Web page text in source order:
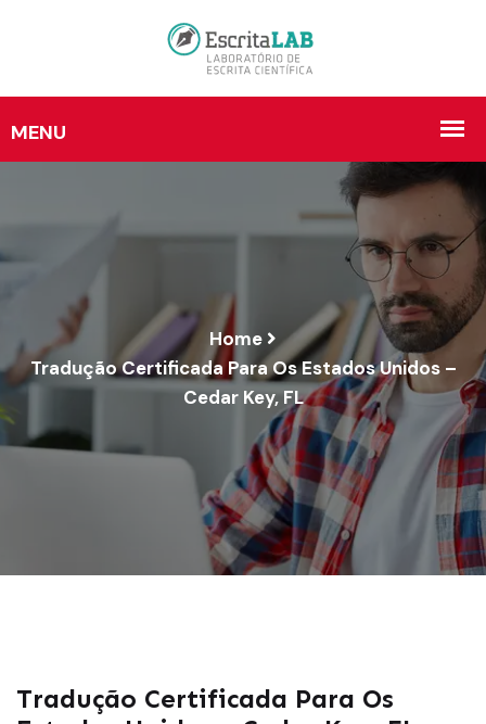
Home
Tradução Certificada Para Os Estados Unidos –
Cedar Key, FL
Tradução Certificada Para Os